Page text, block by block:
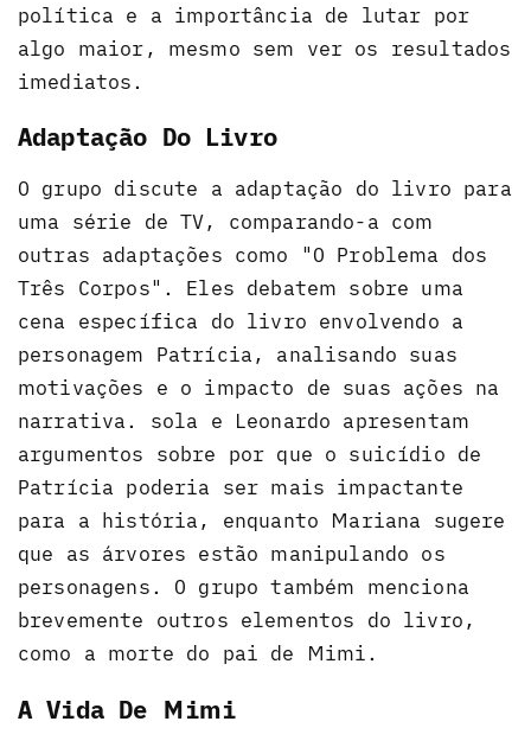
política e a importância de lutar por
algo maior, mesmo sem ver os resultados
imediatos.
Adaptação Do Livro
O grupo discute a adaptação do livro para
uma série de TV, comparando-a com
outras adaptações como "O Problema dos
Três Corpos". Eles debatem sobre uma
cena específica do livro envolvendo a
personagem Patrícia, analisando suas
motivações e o impacto de suas ações na
narrativa. sola e Leonardo apresentam
argumentos sobre por que o suicídio de
Patrícia poderia ser mais impactante
para a história, enquanto Mariana sugere
que as árvores estão manipulando os
personagens. O grupo também menciona
brevemente outros elementos do livro,
como a morte do pai de Mimi.
A Vida De Mimi